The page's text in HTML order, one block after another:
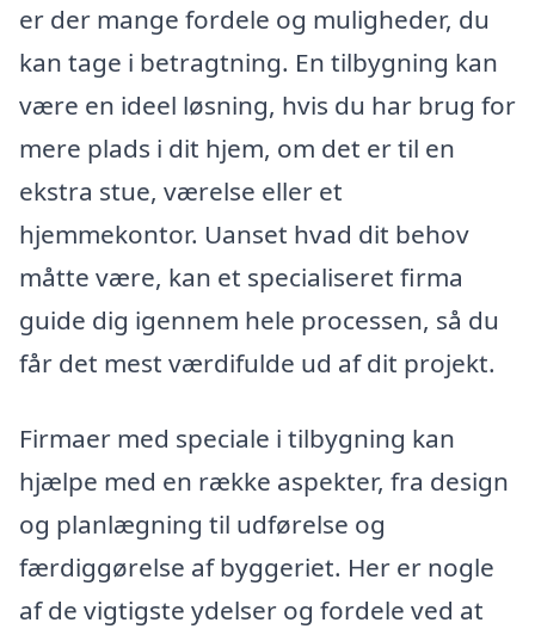
er der mange fordele og muligheder, du
kan tage i betragtning. En tilbygning kan
være en ideel løsning, hvis du har brug for
mere plads i dit hjem, om det er til en
ekstra stue, værelse eller et
hjemmekontor. Uanset hvad dit behov
måtte være, kan et specialiseret firma
guide dig igennem hele processen, så du
får det mest værdifulde ud af dit projekt.
Firmaer med speciale i tilbygning kan
hjælpe med en række aspekter, fra design
og planlægning til udførelse og
færdiggørelse af byggeriet. Her er nogle
af de vigtigste ydelser og fordele ved at